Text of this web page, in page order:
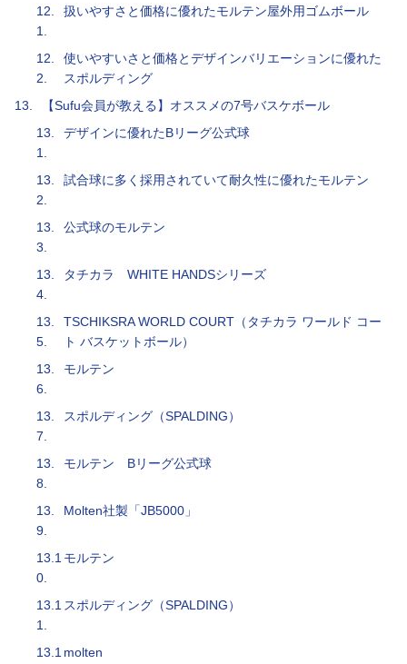
12.
1.
扱いやすさと価格に優れたモルテン屋外用ゴムボール
12.
2.
使いやすいさと価格とデザインバリエーションに優れた
スポルディング
13.
【Sufu会員が教える】オススメの7号バスケボール
13.
1.
デザインに優れたBリーグ公式球
13.
2.
試合球に多く採用されていて耐久性に優れたモルテン
13.
3.
公式球のモルテン
13.
4.
タチカラ WHITE HANDSシリーズ
13.
5.
TSCHIKSRA WORLD COURT（タチカラ ワールド コー
ト バスケットボール）
13.
6.
モルテン
13.
7.
スポルディング（SPALDING）
13.
8.
モルテン Bリーグ公式球
13.
9.
Molten社製「JB5000」
13.1
0.
モルテン
13.1
1.
スポルディング（SPALDING）
13.1 molten